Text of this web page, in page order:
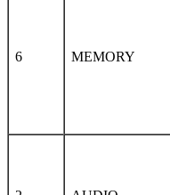
6 MEMORY